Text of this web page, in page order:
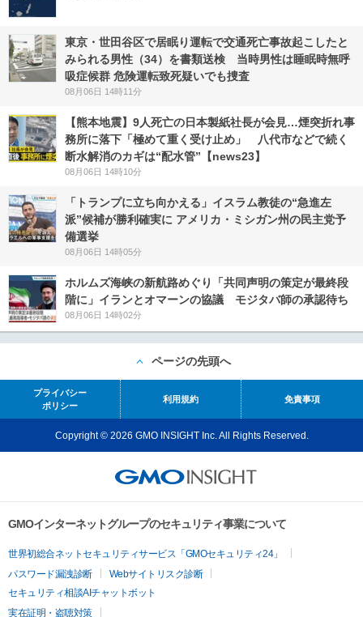
東京・世田谷区で居眠り運転で交通死亡事故起こしたと
みられる男性（34）を書類送検 当時男性は睡眠時無呼
吸症候群 危険運転致死疑いでも捜査
08月06日 14時11分
【熊本地震】9人死亡の日本製紙社長が会見…煙突折れ事
務所に落下「極めて重く受け止め」 八代市などで続く
断水解消のカギは“配水管”【news23】
08月06日 14時10分
「トランプに立ち向かえる」イスラム教徒の“急進左
派”候補が勝利確実に アメリカ・ミシガン州の民主党予
備選挙
08月06日 14時05分
ホルムズ海峡の新航路めぐり「共同声明の策定が最終段
階に」イランとオマーンの協議 モジタバ師の承認待ち
08月06日 14時02分
ページの先頭へ
プライバシー
ポリシー
利用規約 免責事項
Copyright © 2026 GMO INSIGHT Inc. All Rights Reserved.
GMOインターネットグループのセキュリティ事業について
世界初総合ネットセキュリティサービス「GMOセキュリティ24」
パスワード漏洩診断
Webサイトリスク診断
セキュリティ相談AIチャットボット
実在証明・盗聴対策